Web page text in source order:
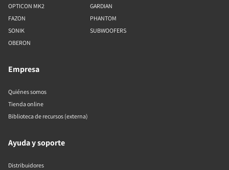
OPTICON MK2
FAZON
SONIK
OBERON
GARDIAN
PHANTOM
SUBWOOFERS
Empresa
Quiénes somos
Tienda online
Biblioteca de recursos (externa)
Ayuda y soporte
Distribuidores